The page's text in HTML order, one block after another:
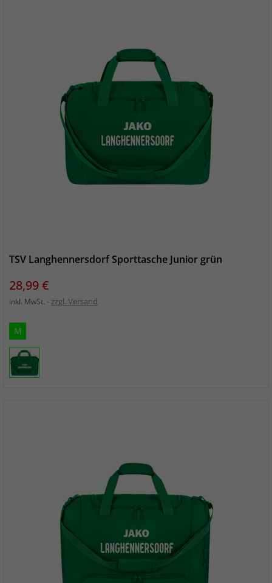
TSV Langhennersdorf Sporttasche Junior grün
Preis
28,99 €
inkl. MwSt. zzgl. Versand
M